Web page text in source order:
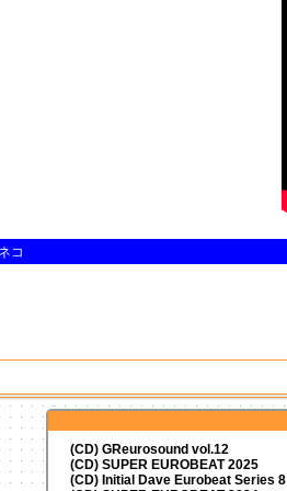
コ
(CD) GReurosound vol.12
(CD) SUPER EUROBEAT 2025
(CD) Initial Dave Eurobeat Series 8